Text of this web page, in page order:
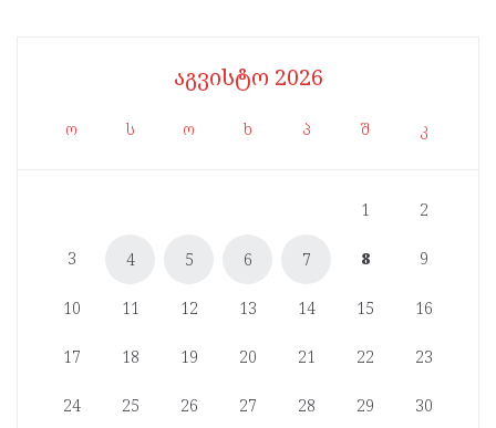
აგვისტო 2026
ო ს ო ხ პ შ კ
1 2
3 4 5 6 7 8 9
10 11 12 13 14 15 16
17 18 19 20 21 22 23
24 25 26 27 28 29 30